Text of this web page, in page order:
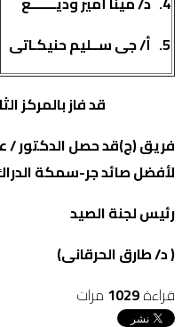
5. أ/ جى ســليم حنيكـاتى
قد فاز بالمركز
فريق (ج)قد حصل الدكتور /
لأفضل صائد جر-سمكة الدراك بوزن
رئيس لجنة الصيد
( د/ طارق الحرقانى)
قراءة1029 مرات